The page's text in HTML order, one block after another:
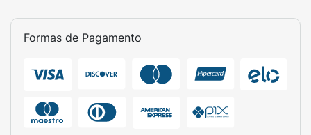
Formas de Pagamento